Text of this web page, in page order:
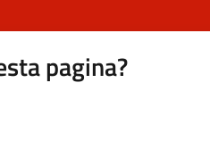
pagina?